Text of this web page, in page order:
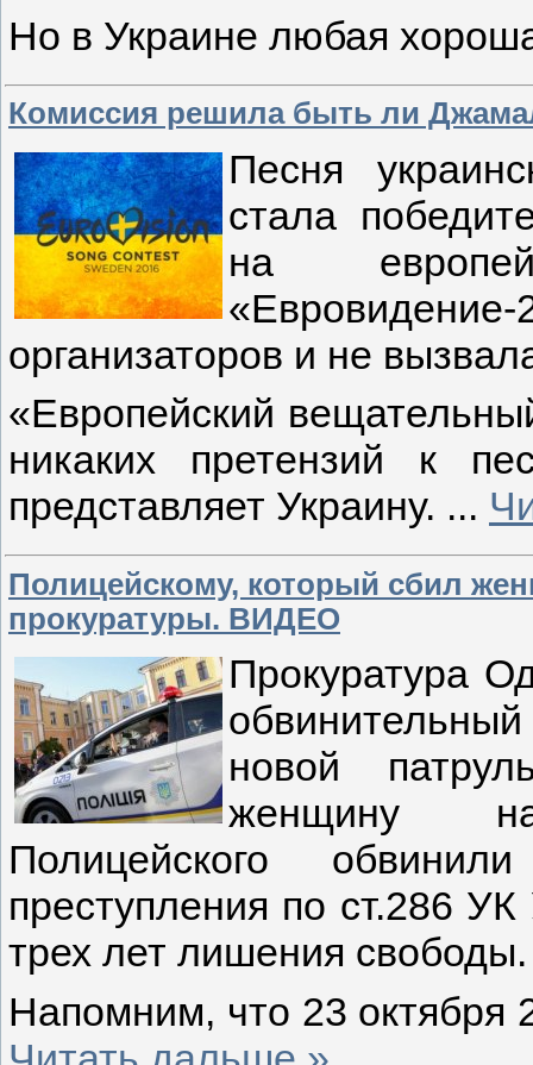
Но в Украине любая
Комиссия решила быть ли
Песня
стала
на
организаторов и не
«Европейский
никаких претензий к
представляет Украину. ...
Полицейскому, который сбил
прокуратуры. ВИДЕО
Прокуратура
новой
женщину
Полицейского
преступления по ст.286
трех лет лишения свободы.
Напомним, что 23 октября